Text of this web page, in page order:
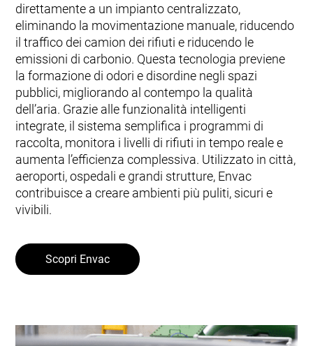
direttamente a un impianto centralizzato,
eliminando la movimentazione manuale, riducendo
il traffico dei camion dei rifiuti e riducendo le
emissioni di carbonio. Questa tecnologia previene
la formazione di odori e disordine negli spazi
pubblici, migliorando al contempo la qualità
dell’aria. Grazie alle funzionalità intelligenti
integrate, il sistema semplifica i programmi di
raccolta, monitora i livelli di rifiuti in tempo reale e
aumenta l’efficienza complessiva. Utilizzato in città,
aeroporti, ospedali e grandi strutture, Envac
contribuisce a creare ambienti più puliti, sicuri e
vivibili.
Scopri Envac